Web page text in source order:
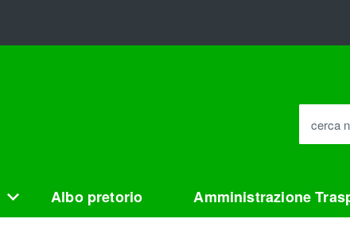
cerca
Albo pretorio Amministrazione